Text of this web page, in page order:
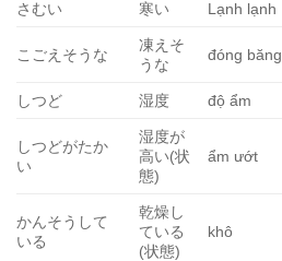
さむい 寒い Lạnh lạnh
こごえそうな
凍えそ
うな
đóng băng
しつど 湿度 độ ẩm
しつどがたか
い
湿度が
高い(状
態)
ẩm ướt
かんそうして
いる
乾燥し
ている
(状態)
khô